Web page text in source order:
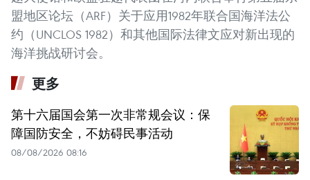
盟地区论坛（ARF）关于应用1982年联合国海洋法公
约（UNCLOS 1982）和其他国际法律文应对新出现的
海洋挑战研讨会。
更多
第十六届国会第一次非常规会议：保
障国防安全，不妨碍民事活动
08/08/2026 08:16